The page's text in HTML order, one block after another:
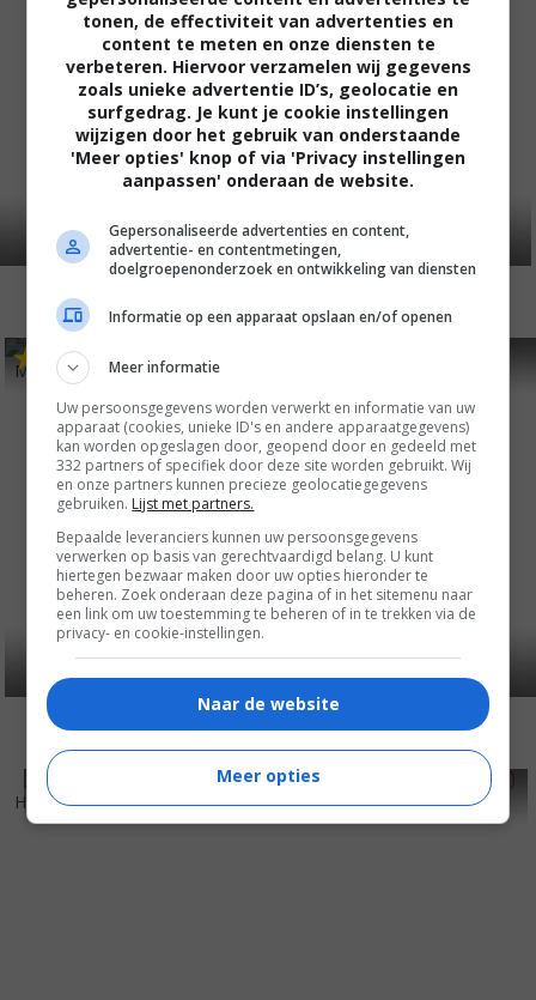
6,3
Man of the Moment (1955)
Hell Below Zero (1954) Trouble in Store (1953)
tonen, de effectiviteit van advertenties en
content te meten en onze diensten te
verbeteren. Hiervoor verzamelen wij gegevens
zoals unieke advertentie ID’s, geolocatie en
surfgedrag. Je kunt je cookie instellingen
wijzigen door het gebruik van onderstaande
'Meer opties' knop of via 'Privacy instellingen
aanpassen' onderaan de website.
Gepersonaliseerde advertenties en content,
advertentie- en contentmetingen,
doelgroepenonderzoek en ontwikkeling van diensten
Informatie op een apparaat opslaan en/of openen
Meer informatie
Uw persoonsgegevens worden verwerkt en informatie van uw
apparaat (cookies, unieke ID's en andere apparaatgegevens)
kan worden opgeslagen door, geopend door en gedeeld met
332 partners of specifiek door deze site worden gebruikt. Wij
en onze partners kunnen precieze geolocatiegegevens
gebruiken. Lijst met partners.
Bepaalde leveranciers kunnen uw persoonsgegevens
verwerken op basis van gerechtvaardigd belang. U kunt
hiertegen bezwaar maken door uw opties hieronder te
beheren. Zoek onderaan deze pagina of in het sitemenu naar
een link om uw toestemming te beheren of in te trekken via de
privacy- en cookie-instellingen.
Naar de website
Meer opties